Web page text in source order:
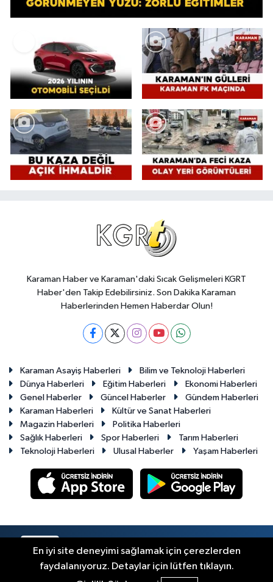
Karaman Haber ve Karaman'daki Sıcak Gelişmeleri KGRT
Haber'den Takip Edebilirsiniz. Son Dakika Karaman
Haberlerinden Hemen Haberdar Olun!
Karaman Asayiş Haberleri
Bilim ve Teknoloji Haberleri
Dünya Haberleri
Eğitim Haberleri
Ekonomi Haberleri
Genel Haberler
Güncel Haberler
Gündem Haberleri
Karaman Haberleri
Kültür ve Sanat Haberleri
Magazin Haberleri
Politika Haberleri
Sağlık Haberleri
Spor Haberleri
Tarım Haberleri
Teknoloji Haberleri
Ulusal Haberler Yaşam Haberleri
En iyi site deneyimi sağlamak için çerezlerden
faydalanıyoruz. Detaylar için lütfen tıklayın.